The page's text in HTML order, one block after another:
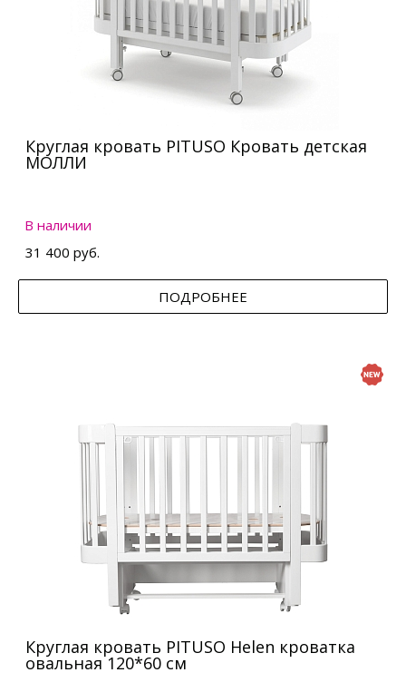
Круглая кровать PITUSO Кровать детская
МОЛЛИ
В наличии
31 400 руб.
ПОДРОБНЕЕ
Круглая кровать PITUSO Helen кроватка
овальная 120*60 см